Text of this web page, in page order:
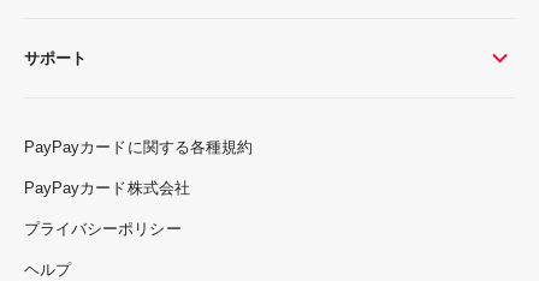
サポート
PayPayカードに関する各種規約
PayPayカード株式会社
プライバシーポリシー
ヘルプ